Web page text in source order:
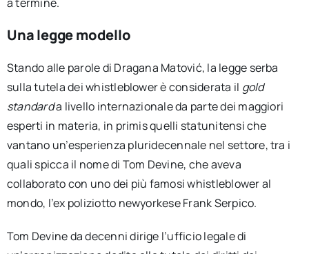
Una legge modello
Stando alle parole di Dragana Matović, la legge serba
sulla tutela dei whistleblower è considerata il gold
standarda livello internazionale da parte dei maggiori
esperti in materia, in primis quelli statunitensi che
vantano un’esperienza pluridecennale nel settore, tra i
quali spicca il nome di Tom Devine, che aveva
collaborato con uno dei più famosi whistleblower al
mondo, l’ex poliziotto newyorkese Frank Serpico.
Tom Devine da decenni dirige l’ufficio legale di